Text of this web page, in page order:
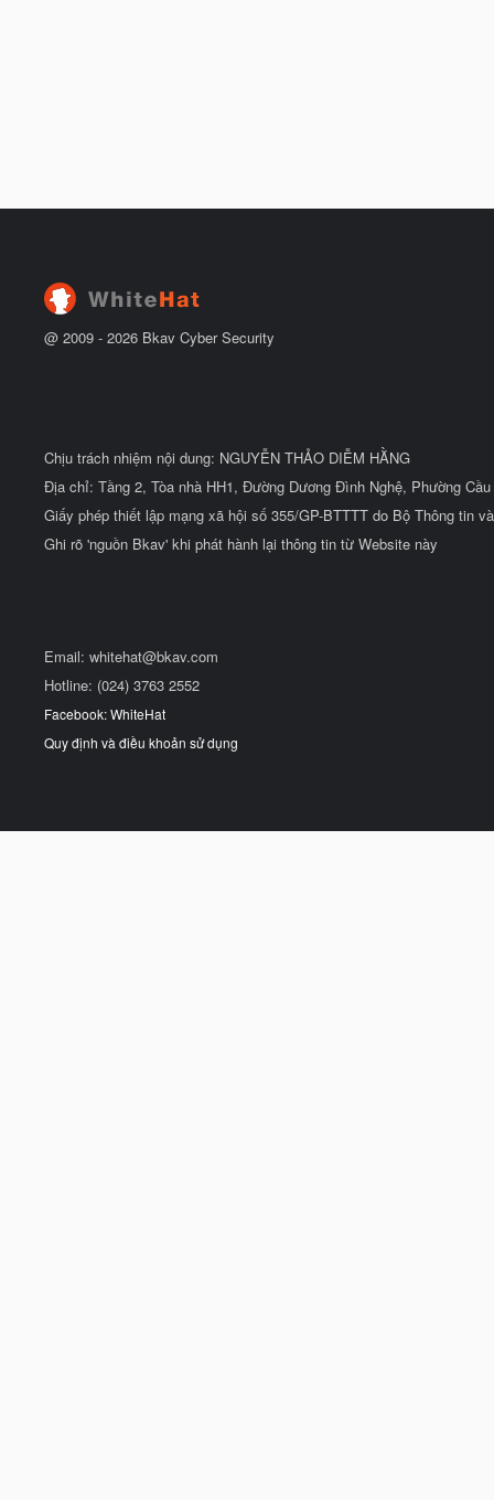
@ 2009 - 2026 Bkav Cyber Security
Chịu trách nhiệm nội dung: NGUYỄN THẢO DIỄM HẰNG
Địa chỉ: Tầng 2, Tòa nhà HH1, Đường Dương Đình Nghệ, Phường
Giấy phép thiết lập mạng xã hội số 355/GP-BTTTT do Bộ Thông tin
Ghi rõ 'nguồn Bkav' khi phát hành lại thông tin từ Website này
Email: whitehat@bkav.com
Hotline: (024) 3763 2552
Facebook: WhiteHat
Quy định và điều khoản sử dụng